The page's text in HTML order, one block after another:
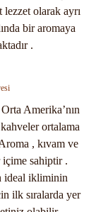
lezzet olarak ayrı
bir aromaya
.
Amerika’nın
ortalama
, kıvam ve
sahiptir .
ideal ikliminin
ilk sıralarda yer